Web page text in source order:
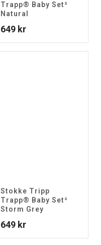
Trapp® Baby Set²
Natural
649 kr
Stokke Tripp
Trapp® Baby Set²
Storm Grey
649 kr